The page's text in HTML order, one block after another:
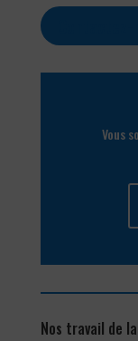
Vous
Nos travail de